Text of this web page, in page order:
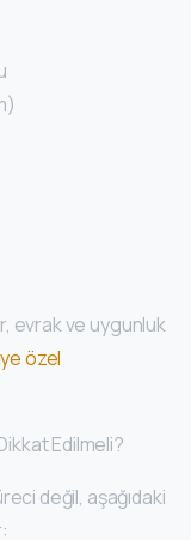
evrak ve uygunluk
özel
Edilmeli?
değil, aşağıdaki